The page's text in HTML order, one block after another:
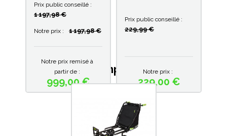
Prix public conseillé :
1 197,98 €
Notre prix : Prix de base
1 197,98 €
Notre prix remisé à
partir de :
Prix
999,00 €
Prix public conseillé :
229,99 €
Prix
Notre prix :
229,00 €
Produits complémentaires